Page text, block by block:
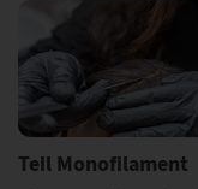
Teil Monofilament